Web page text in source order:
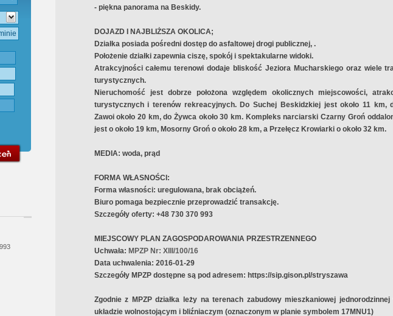
- piękna panorama na Beskidy.
DOJAZD I NAJBLIŻSZA OKOLICA;
Działka posiada pośredni dostęp do asfaltowej drogi publicznej, .
Położenie działki zapewnia ciszę, spokój i spektakularne widoki.
Atrakcyjności całemu terenowi dodaje bliskość Jeziora Mucharskiego oraz wiele
turystycznych.
Nieruchomość jest dobrze położona względem okolicznych miejscowości,
turystycznych i terenów rekreacyjnych. Do Suchej Beskidzkiej jest około 11 km,
Zawoi około 20 km, do Żywca około 30 km. Kompleks narciarski Czarny Groń
jest o około 19 km, Mosorny Groń o około 28 km, a Przełęcz Krowiarki o około 32 km.
MEDIA: woda, prąd
FORMA WŁASNOŚCI:
Forma własności: uregulowana, brak obciążeń.
Biuro pomaga bezpiecznie przeprowadzić transakcję.
Szczegóły oferty: +48 730 370 993
MIEJSCOWY PLAN ZAGOSPODAROWANIA PRZESTRZENNEGO
Uchwała: MPZP Nr: XIII/100/16
Data uchwalenia: 2016-01-29
Szczegóły MPZP dostępne są pod adresem: https://sip.gison.pl/stryszawa
Zgodnie z MPZP działka leży na terenach zabudowy mieszkaniowej jednorodzinnej
układzie wolnostojącym i bliźniaczym (oznaczonym w planie symbolem 17MNU1)